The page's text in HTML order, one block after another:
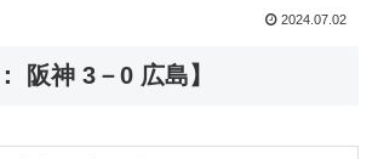
2024.07.02
阪神 3－0 広島】